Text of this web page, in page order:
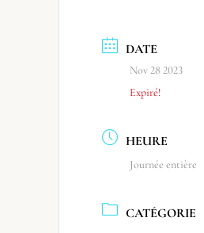
DATE
Nov 28 2023
Expiré!
HEURE
Journée entière
CATÉGORIE